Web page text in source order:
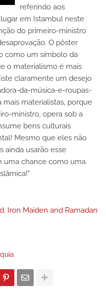
referindo aos
em Istambul neste
do primeiro-ministro
O pôster
como um símbolo da
o materialismo é mais
claramente um desejo
da-música-e-roupas-
materialistas, porque
ministro, opera sob a
bens culturais
Mesmo que eles não
ainda usarão esse
uma chance como uma
Iron Maiden and Ramadan